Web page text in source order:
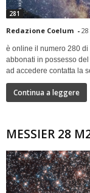
281
Redazione Coelum -
è online il numero 280 di
abbonati in possesso
ad accedere contatta la
Continua a leggere
MESSIER 28